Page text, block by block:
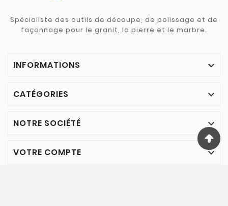
Spécialiste des outils de découpe, de polissage et de
façonnage pour le granit, la pierre et le marbre.
INFORMATIONS 
CATÉGORIES 
NOTRE SOCIÉTÉ 
VOTRE COMPTE 